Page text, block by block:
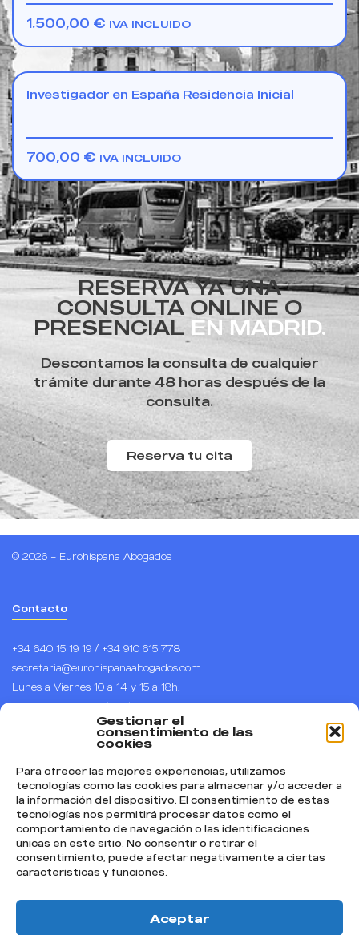
Gestionar el
consentimiento de las
cookies
Para ofrecer las mejores experiencias, utilizamos
tecnologías como las cookies para almacenar y/o acceder a
la información del dispositivo. El consentimiento de estas
tecnologías nos permitirá procesar datos como el
comportamiento de navegación o las identificaciones
únicas en este sitio. No consentir o retirar el
consentimiento, puede afectar negativamente a ciertas
características y funciones.
Aceptar
1.500,00 € IVA INCLUIDO
Investigador en España Residencia Inicial
700,00 € IVA INCLUIDO
RESERVA YA UNA
CONSULTA ONLINE O
PRESENCIAL EN MADRID.
Descontamos la consulta de cualquier
trámite durante 48 horas después de la
consulta.
Reserva tu cita
© 2026 – Eurohispana Abogados
Contacto
+34 640 15 19 19 / +34 910 615 778
secretaria@eurohispanaabogados.com
Lunes a Viernes 10 a 14 y 15 a 18h.
Horario de España (CET), UTC +1
Calle Arenal 1, piso 1, puerta B, 28013 – Madrid.
Síguenos
Instagram
Facebook
YouTube